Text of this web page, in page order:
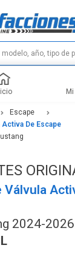
Escape
De Escape
Válvula
2024-2026